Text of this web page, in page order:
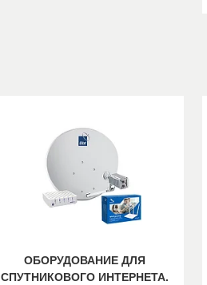
ОБОРУДОВАНИЕ ДЛЯ
СПУТНИКОВОГО ИНТЕРНЕТА.